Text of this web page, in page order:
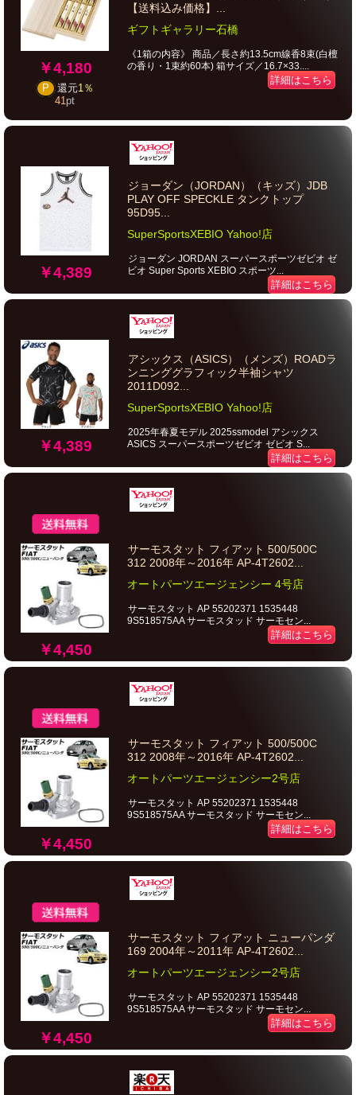
￥4,180
P 還元1％
41pt
【送料込み価格】...
ギフトギャラリー石橋
《1箱の内容》 商品／長さ約13.5cm線香8束(白檀
の香り・1束約60本) 箱サイズ／16.7×33....
詳細はこちら
￥4,389
ジョーダン（JORDAN）（キッズ）JDB
PLAY OFF SPECKLE タンクトップ
95D95...
SuperSportsXEBIO Yahoo!店
ジョーダン JORDAN スーパースポーツゼビオ ゼ
ビオ Super Sports XEBIO スポーツ...
詳細はこちら
￥4,389
アシックス（ASICS）（メンズ）ROADラ
ンニンググラフィック半袖シャツ
2011D092...
SuperSportsXEBIO Yahoo!店
2025年春夏モデル 2025ssmodel アシックス
ASICS スーパースポーツゼビオ ゼビオ S...
詳細はこちら
￥4,450
サーモスタット フィアット 500/500C
312 2008年～2016年 AP-4T2602...
オートパーツエージェンシー 4号店
サーモスタット AP 55202371 1535448
9S518575AA サーモスタッド サーモセン...
詳細はこちら
￥4,450
サーモスタット フィアット 500/500C
312 2008年～2016年 AP-4T2602...
オートパーツエージェンシー2号店
サーモスタット AP 55202371 1535448
9S518575AA サーモスタッド サーモセン...
詳細はこちら
￥4,450
サーモスタット フィアット ニューパンダ
169 2004年～2011年 AP-4T2602...
オートパーツエージェンシー2号店
サーモスタット AP 55202371 1535448
9S518575AA サーモスタッド サーモセン...
詳細はこちら